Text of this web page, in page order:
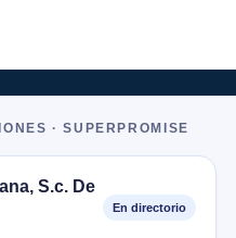
· SUPERPROMISE
S.c. De
En directorio